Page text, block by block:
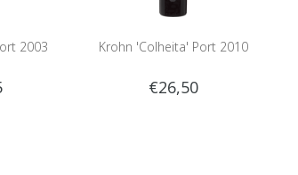
2003 Krohn 'Colheita' Port 2010
€26,50